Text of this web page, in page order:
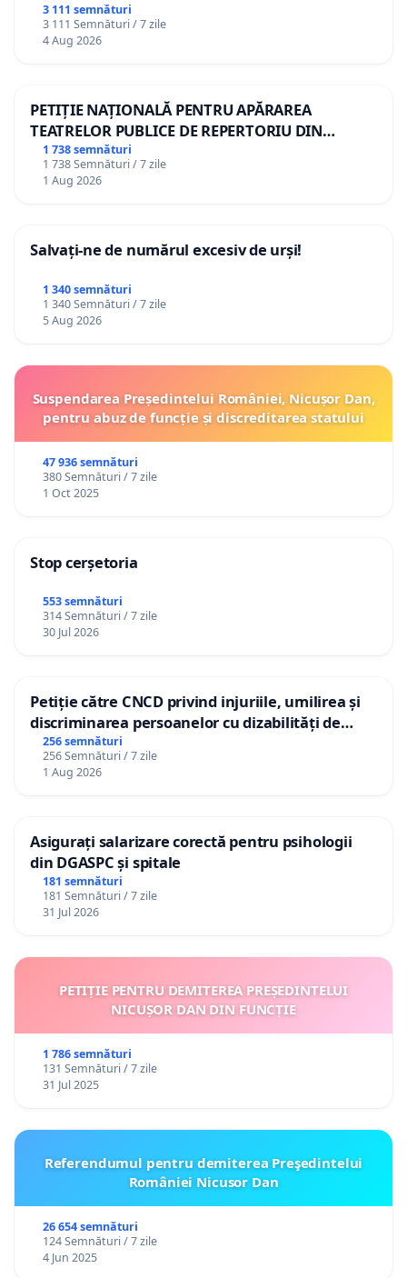
3 111 semnături
3 111 Semnături / 7 zile
4 Aug 2026
PETIȚIE NAȚIONALĂ PENTRU APĂRAREA
TEATRELOR PUBLICE DE REPERTORIU DIN
ROMÂNIA
1 738 semnături
1 738 Semnături / 7 zile
1 Aug 2026
Salvați-ne de numărul excesiv de urși!
1 340 semnături
1 340 Semnături / 7 zile
5 Aug 2026
Suspendarea Președintelui României, Nicușor Dan,
pentru abuz de funcție și discreditarea statului
47 936 semnături
380 Semnături / 7 zile
1 Oct 2025
Stop cerșetoria
553 semnături
314 Semnături / 7 zile
30 Jul 2026
Petiție către CNCD privind injuriile, umilirea și
discriminarea persoanelor cu dizabilități de
către utilizatorul TikTok „Gorici”
256 semnături
256 Semnături / 7 zile
1 Aug 2026
Asigurați salarizare corectă pentru psihologii
din DGASPC și spitale
181 semnături
181 Semnături / 7 zile
31 Jul 2026
PETIȚIE PENTRU DEMITEREA PREȘEDINTELUI
NICUȘOR DAN DIN FUNCȚIE
1 786 semnături
131 Semnături / 7 zile
31 Jul 2025
Referendumul pentru demiterea Preşedintelui
României Nicusor Dan
26 654 semnături
124 Semnături / 7 zile
4 Jun 2025